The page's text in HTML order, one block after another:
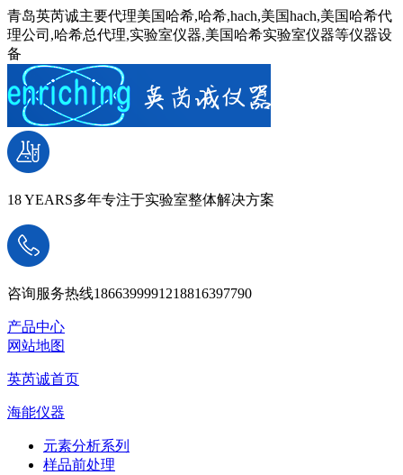
青岛英芮诚主要代理美国哈希,哈希,hach,美国hach,美国哈希代
理公司,哈希总代理,实验室仪器,美国哈希实验室仪器等仪器设
备
18 YEARS多年专注于实验室整体解决方案
咨询服务热线1866399991218816397790
产品中心
网站地图
英芮诚首页
海能仪器
元素分析系列
样品前处理